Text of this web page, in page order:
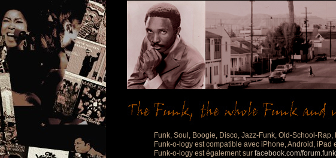
Funk, Soul, Boogie, Disco, Jazz-Funk, Old-School-
Funk-o-logy est compatible avec iPhone, Android,
Funk-o-logy est également sur facebook.com/